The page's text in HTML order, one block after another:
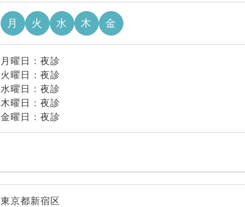
月 火 水 木 金
月曜日 : 夜診
火曜日 : 夜診
水曜日 : 夜診
木曜日 : 夜診
金曜日 : 夜診
東京都新宿区